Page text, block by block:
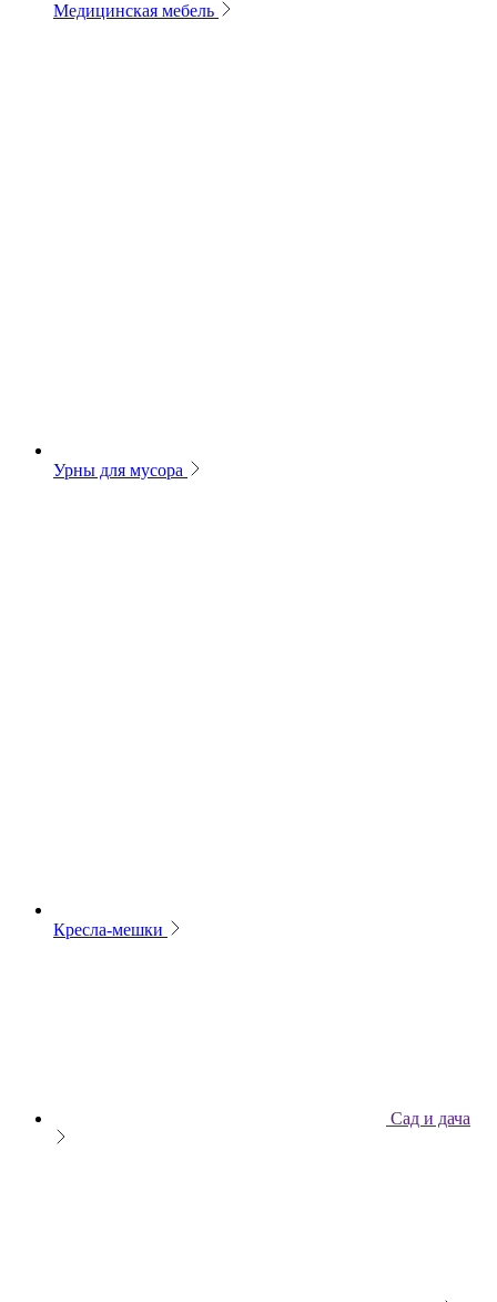
Медицинская мебель
Урны для мусора
Кресла-мешки
Сад и дача